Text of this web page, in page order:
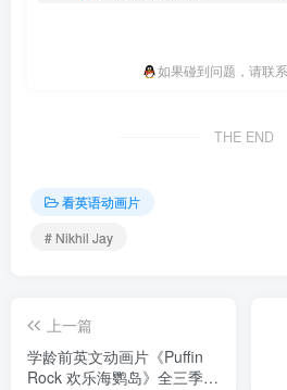
如果碰到问题，请联
THE END
看英语动画片
# Nikhil Jay
上一篇
学龄前英文动画片《Puffin
Rock 欢乐海鹦岛》全三季共